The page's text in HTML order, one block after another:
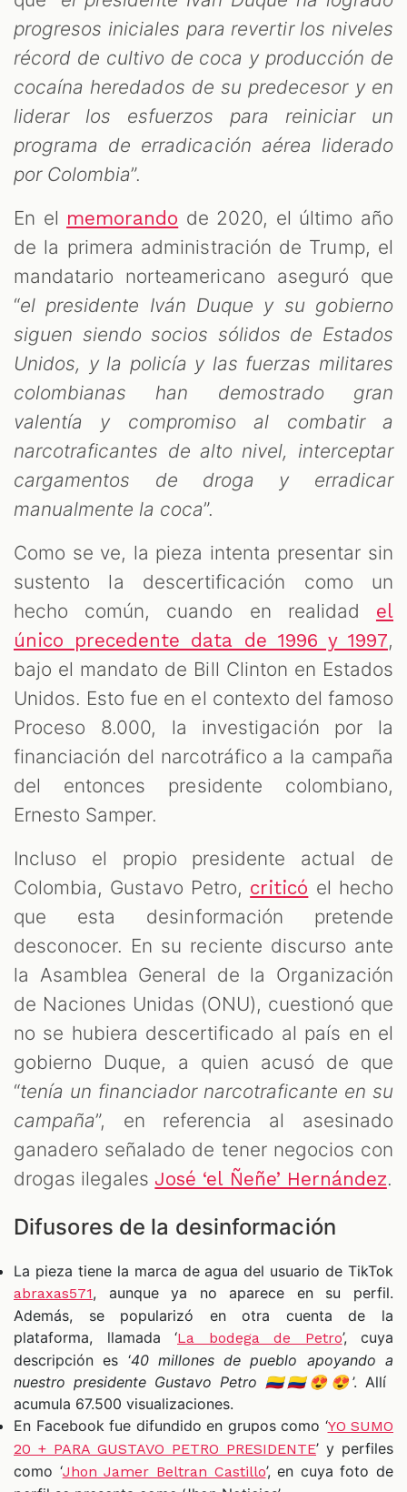
progresos iniciales para revertir los niveles
récord de cultivo de coca y producción de
cocaína heredados de su predecesor y en
liderar los esfuerzos para reiniciar un
programa de erradicación aérea liderado
por Colombia”.
En el memorando de 2020, el último año
de la primera administración de Trump, el
mandatario norteamericano aseguró que
“el presidente Iván Duque y su gobierno
siguen siendo socios sólidos de Estados
Unidos, y la policía y las fuerzas militares
colombianas han demostrado gran
valentía y compromiso al combatir a
narcotraficantes de alto nivel, interceptar
cargamentos de droga y erradicar
manualmente la coca”.
Como se ve, la pieza intenta presentar sin
sustento la descertificación como un
hecho común, cuando en realidad el
único precedente data de 1996 y 1997,
bajo el mandato de Bill Clinton en Estados
Unidos. Esto fue en el contexto del famoso
Proceso 8.000, la investigación por la
financiación del narcotráfico a la campaña
del entonces presidente colombiano,
Ernesto Samper.
Incluso el propio presidente actual de
Colombia, Gustavo Petro, criticó el hecho
que esta desinformación pretende
desconocer. En su reciente discurso ante
la Asamblea General de la Organización
de Naciones Unidas (ONU), cuestionó que
no se hubiera descertificado al país en el
gobierno Duque, a quien acusó de que
“tenía un financiador narcotraficante en su
campaña”, en referencia al asesinado
ganadero señalado de tener negocios con
drogas ilegales José ‘el Ñeñe’ Hernández.
Difusores de la desinformación
La pieza tiene la marca de agua del usuario de TikTok
abraxas571, aunque ya no aparece en su perfil.
Además, se popularizó en otra cuenta de la
plataforma, llamada ‘La bodega de Petro’, cuya
descripción es ‘40 millones de pueblo apoyando a
nuestro presidente Gustavo Petro 🇨🇴🇨🇴😍😍’. Allí
acumula 67.500 visualizaciones.
En Facebook fue difundido en grupos como ‘YO SUMO
20 + PARA GUSTAVO PETRO PRESIDENTE’ y perfiles
como ‘Jhon Jamer Beltran Castillo’, en cuya foto de